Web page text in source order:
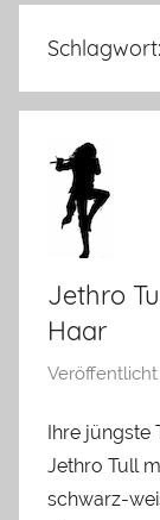
Jethro
Haar
Ihre
Jethro Tull
schwarz-